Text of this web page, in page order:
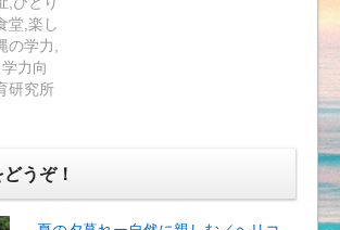
堂,楽し
の学力,
力向
研究所
うぞ！